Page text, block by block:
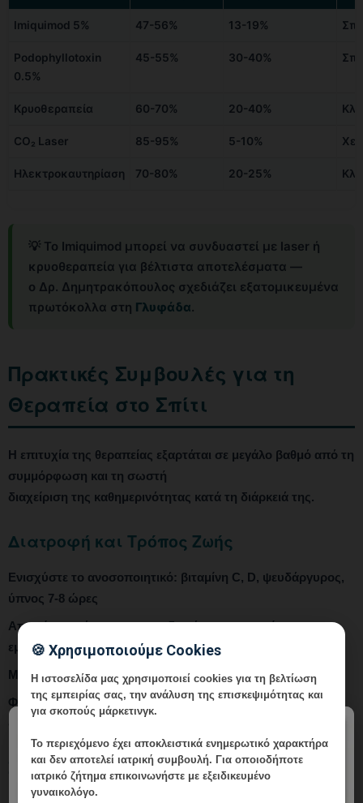
Imiquimod 5% 47-56% 13-19%
Podophyllotoxin
0.5%
45-55% 30-40%
Κρυοθεραπεία 60-70% 20-40%
CO₂ Laser 85-95% 5-10%
Ηλεκτροκαυτηρίαση 70-80% 20-25%
💡 Το Imiquimod μπορεί να συνδυαστεί με laser ή
κρυοθεραπεία για βέλτιστα αποτελέσματα —
ο Δρ. Δημητρακόπουλος σχεδιάζει εξατομικευμένα
πρωτόκολλα στη Γλυφάδα.
Πρακτικές Συμβουλές για τη
Θεραπεία στο Σπίτι
Η επιτυχία της θεραπείας εξαρτάται σε μεγάλο βαθμό από τη
συμμόρφωση και τη σωστή
διαχείριση της καθημερινότητας κατά τη διάρκειά της.
Διατροφή και Τρόπος Ζωής
Ενισχύστε το ανοσοποιητικό: βιταμίνη C, D, ψευδάργυρος,
ύπνος 7-8 ώρες
Αποφύγετε κάπνισμα — επιδεινώνει την ανοσία και
εμποδίζει επούλωση
Μειώστε αλκοόλ — ανοσοκατασταλτική δράση
Φορέστε φαρδιά βαμβακερά εσώρουχα για αναπνοή του
Σεξουαλική Δραστηριότητα
🍪 Χρησιμοποιούμε Cookies
Η ιστοσελίδα μας χρησιμοποιεί cookies για τη βελτίωση
της εμπειρίας σας, την ανάλυση της επισκεψιμότητας και
για σκοπούς μάρκετινγκ.
Το περιεχόμενο έχειαποκλειστικά ενημερωτικό χαρακτήρα
και δεν αποτελεί ιατρική συμβουλή. Για οποιοδήποτε
ιατρικό ζήτημα επικοινωνήστε με εξειδικευμένο
γυναικολόγο.